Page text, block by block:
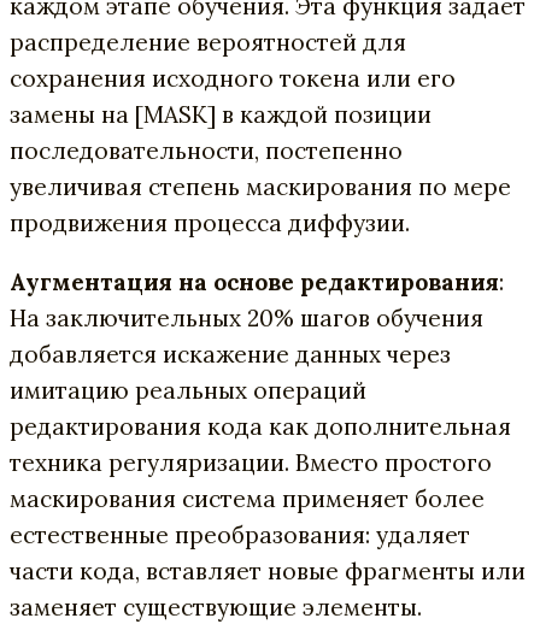
каждом этапе обучения. Эта функция задает
распределение вероятностей для
сохранения исходного токена или его
замены на [MASK] в каждой позиции
последовательности, постепенно
увеличивая степень маскирования по мере
продвижения процесса диффузии.
Аугментация на основе редактирования:
На заключительных 20% шагов обучения
добавляется искажение данных через
имитацию реальных операций
редактирования кода как дополнительная
техника регуляризации. Вместо простого
маскирования система применяет более
естественные преобразования: удаляет
части кода, вставляет новые фрагменты или
заменяет существующие элементы.